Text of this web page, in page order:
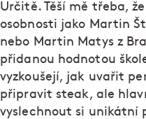
Určitě. Těší mě třeba,
osobnosti jako Martin
nebo Martin Matys z
přidanou hodnotou
vyzkoušejí, jak uvařit
připravit steak, ale
vyslechnout si unikátní